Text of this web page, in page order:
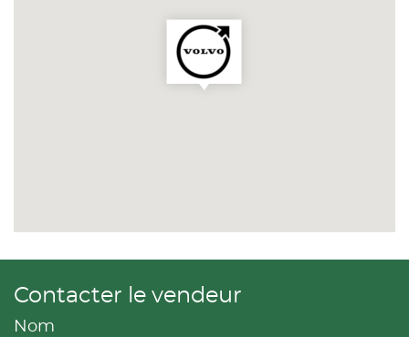
Contacter le vendeur
Nom